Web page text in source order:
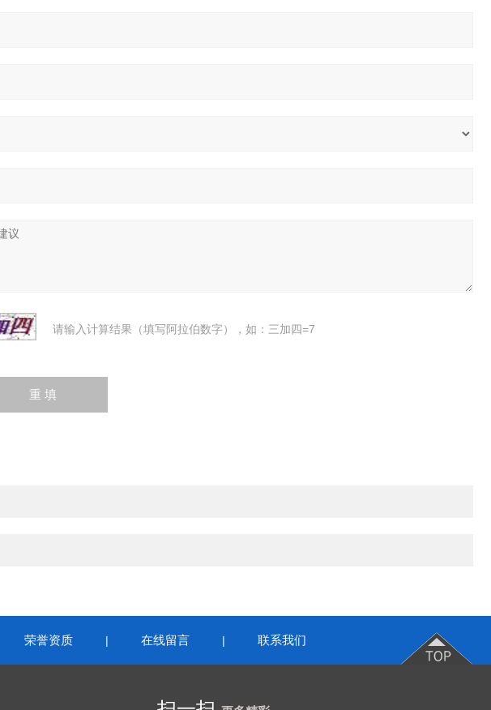
请输入计算结果（填写阿拉伯数字），如：三加四=7
荣誉资质 | 在线留言 | 联系我们